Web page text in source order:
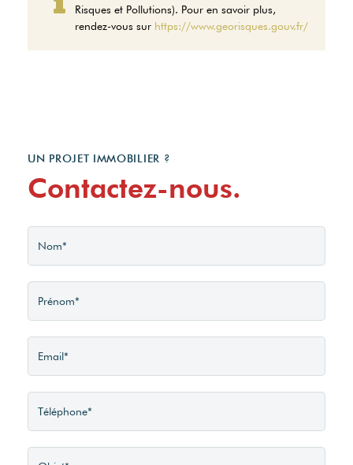
Montant estimé des
dépenses annuelles
Risques et Pollutions). Pour en savoir plus,
rendez-vous sur https://www.georisques.gouv.fr/
UN PROJET IMMOBILIER ?
Contactez-nous.